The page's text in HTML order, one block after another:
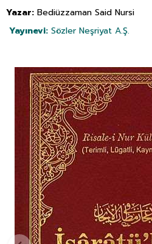
Yazar: Bediüzzaman Said Nursi
Yayınevi: Sözler Neşriyat A.Ş.